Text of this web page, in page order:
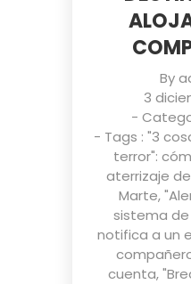
By
3
-
- Tags : "3
terror":
aterrizaje
Marte,
sistema
notifica a un
cuenta,